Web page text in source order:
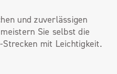
und zuverlässigen
Sie selbst die
Strecken mit Leichtigkeit.